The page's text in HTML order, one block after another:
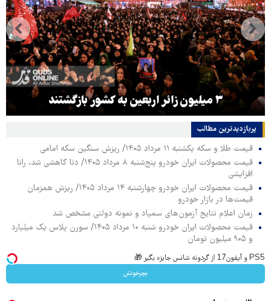
۳ میلیون زائر اربعین به کشور بازگشتند
پربازدیدترین‌ مطالب
قیمت طلا و سکه یکشنبه ۱۱ مرداد ۱۴۰۵/ ریزش سنگین سکه امامی
قیمت محصولات ایران خودرو پنج‌شنبه ۸ مرداد ۱۴۰۵/ دنا کاهشی شد، رانا
افزایشی
قیمت محصولات ایران خودرو چهارشنبه ۱۴ مرداد ۱۴۰۵/ ریزش همزمان
قیمت‌ها در بازار خودرو
زمان اعلام نتایج آزمون‌های سمپاد و نمونه دولتی مشخص شد
قیمت محصولات ایران خودرو شنبه ۱۰ مرداد ۱۴۰۵/ سورن پلاس یک میلیارد
و ۹۰۵ میلیون تومان
PS5 و آیفون17 از گردونه شانس جایزه بگیر 🎁
بچرخونش